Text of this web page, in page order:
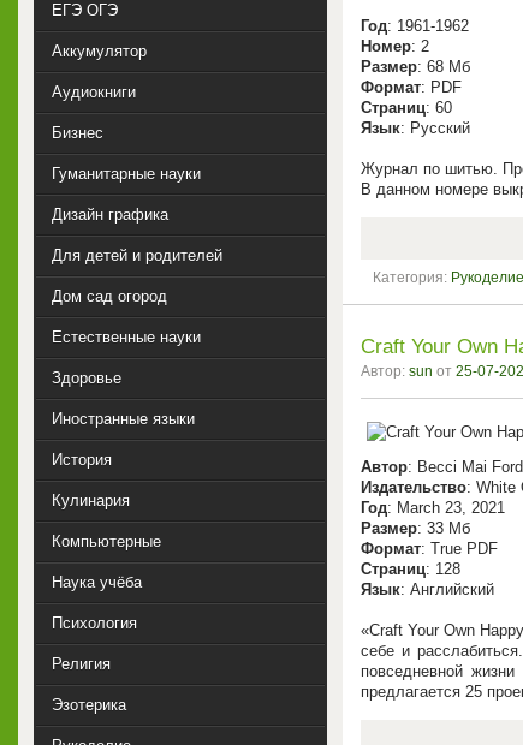
Год: 1961-1962
Номер: 2
Размер: 68 Мб
Формат: PDF
Страниц: 60
Язык: Русский
Журнал по шитью.
В данном номере
Категория: Рукоделие
Craft Your Own
Автор: sun от 25-07-
Автор: Becci Mai Ford
Издательство: White
Год: March 23, 2021
Размер: 33 Мб
Формат: True PDF
Страниц: 128
Язык: Английский
«Craft Your Own
себе и
повседневной
предлагается 25
ЕГЭ ОГЭ
Аккумулятор
Аудиокниги
Бизнес
Гуманитарные науки
Дизайн графика
Для детей и родителей
Дом сад огород
Естественные науки
Здоровье
Иностранные языки
История
Кулинария
Компьютерные
Наука учёба
Психология
Религия
Эзотерика